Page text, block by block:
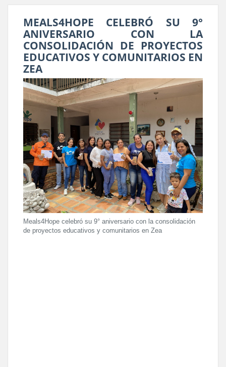
MEALS4HOPE CELEBRÓ SU 9°
ANIVERSARIO CON LA
CONSOLIDACIÓN DE PROYECTOS
EDUCATIVOS Y COMUNITARIOS EN
ZEA
Meals4Hope celebró su 9° aniversario con la consolidación
de proyectos educativos y comunitarios en Zea